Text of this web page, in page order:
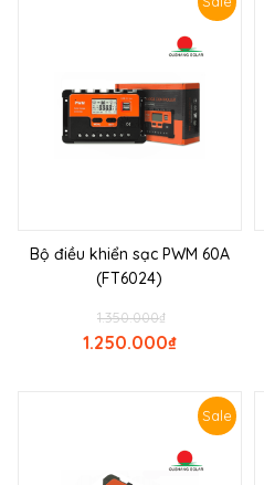
Bộ điều khiển sạc PWM 60A
(FT6024)
₫
1.350.000
₫
1.250.000
Sale